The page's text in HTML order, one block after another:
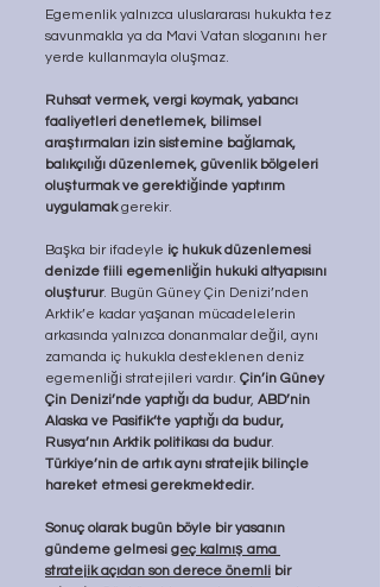
Egemenlik yalnızca uluslararası hukukta tez
savunmakla ya da Mavi Vatan sloganını her
yerde kullanmayla oluşmaz.
Ruhsat vermek, vergi koymak, yabancı
faaliyetleri denetlemek, bilimsel
araştırmaları izin sistemine bağlamak,
balıkçılığı düzenlemek, güvenlik bölgeleri
oluşturmak ve gerektiğinde yaptırım
uygulamak gerekir.
Başka bir ifadeyle iç hukuk düzenlemesi
denizde fiili egemenliğin hukuki altyapısını
oluşturur. Bugün Güney Çin Denizi’nden
Arktik’e kadar yaşanan mücadelelerin
arkasında yalnızca donanmalar değil, aynı
zamanda iç hukukla desteklenen deniz
egemenliği stratejileri vardır. Çin’in Güney
Çin Denizi’nde yaptığı da budur, ABD’nin
Alaska ve Pasifik’te yaptığı da budur,
Rusya’nın Arktik politikası da budur.
Türkiye’nin de artık aynı stratejik bilinçle
hareket etmesi gerekmektedir.
Sonuç olarak bugün böyle bir yasanın
gündeme gelmesi geç kalmış ama
stratejik açıdan son derece önemli bir